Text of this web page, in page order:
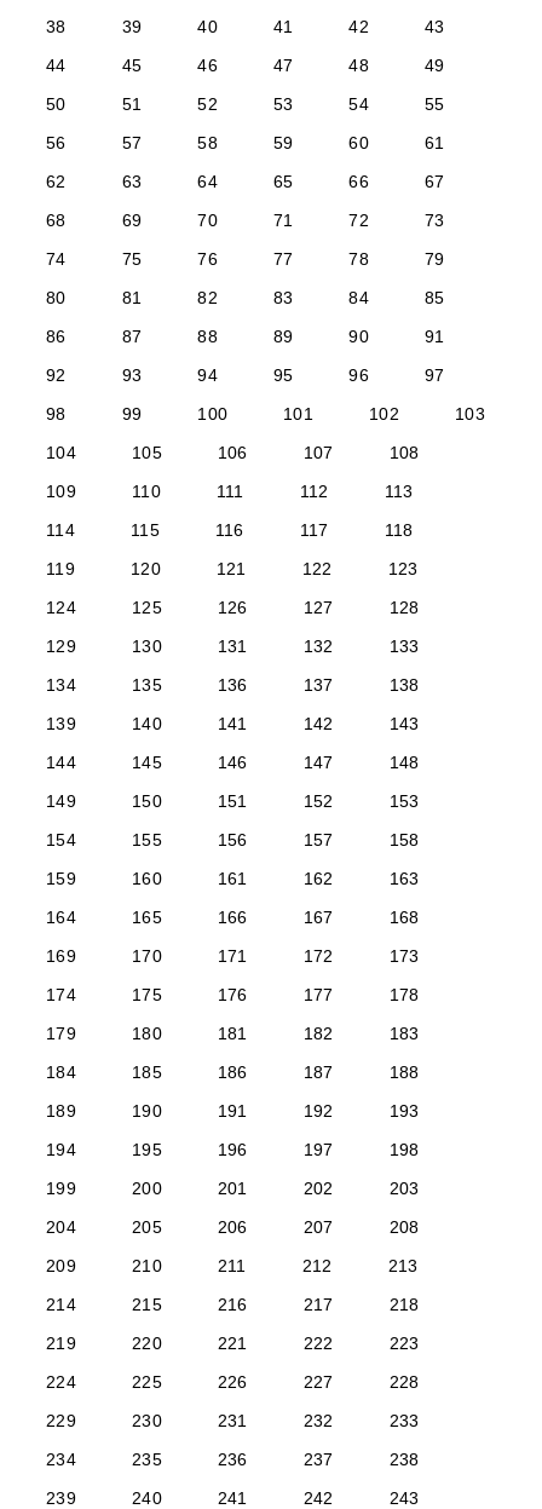
38
39 40 41 42
43
44
45 46 47 48
49
50
51 52 53 54
55
56
57 58 59 60
61
62
63 64 65 66
67
68
69 70 71 72
73
74
75 76 77 78
79
80
81 82 83 84
85
86
87 88 89 90
91
92
93 94 95 96
97
98
99 100 101 102
103
104
105 106 107
108
109
110 111 112
113
114
115 116 117
118
119
120 121 122
123
124
125 126 127
128
129
130 131 132
133
134
135 136 137
138
139
140 141 142
143
144
145 146 147
148
149
150 151 152
153
154
155 156 157
158
159
160 161 162
163
164
165 166 167
168
169
170 171 172
173
174
175 176 177
178
179
180 181 182
183
184
185 186 187
188
189
190 191 192
193
194
195 196 197
198
199
200 201 202
203
204
205 206 207
208
209
210 211 212
213
214
215 216 217
218
219
220 221 222
223
224
225 226 227
228
229
230 231 232
233
234
235 236 237
238
239
240 241 242
243